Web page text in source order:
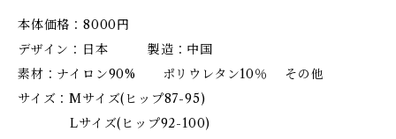
本体価格：8000円
デザイン：日本 製造：中国
素材：ナイロン90% ポリウレタン10％ その他
サイズ：Mサイズ(ヒップ87-95)
Lサイズ(ヒップ92-100)